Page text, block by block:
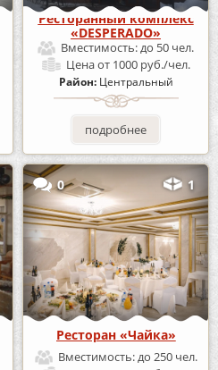
Ресторанный комплекс
«DESPERADO»
Вместимость:до 50 чел.
Ценаот 1000 руб./чел.
Район: Центральный
подробнее
0 1
Ресторан «Чайка»
Вместимость:до 250 чел.